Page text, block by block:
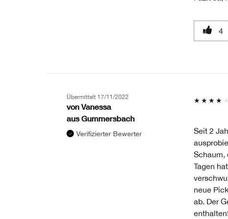
4
Übermittelt 17/11/2022
von Vanessa
aus Gummersbach
Verifizierter Bewerter
Seit 2
Schaum,
Tagen
neue
ab. Der